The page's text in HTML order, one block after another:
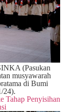
(Pasukan
musyawarah
di Bumi
24).
Tahap Penyisihan